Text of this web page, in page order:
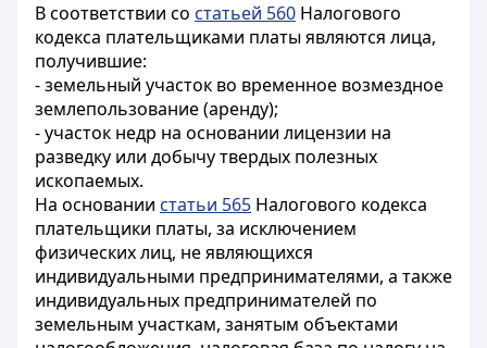
В соответствии со статьей 560 Налогового
кодекса плательщиками платы являются лица,
получившие:
- земельный участок во временное возмездное
землепользование (аренду);
- участок недр на основании лицензии на
разведку или добычу твердых полезных
ископаемых.
На основании статьи 565 Налогового кодекса
плательщики платы, за исключением
физических лиц, не являющихся
индивидуальными предпринимателями, а также
индивидуальных предпринимателей по
земельным участкам, занятым объектами